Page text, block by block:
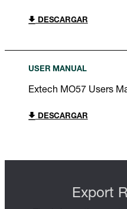
DESCARGAR
USER MANUAL
Extech MO57 Users
DESCARGAR
Export